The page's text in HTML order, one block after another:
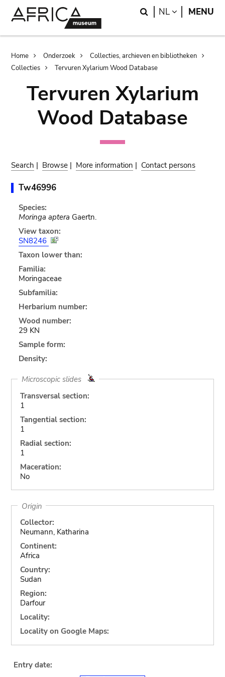
Search
NL LANGUAGE
MENU
Breadcrumb
Home Onderzoek
Collecties, archieven en bibliotheken
Collecties
Tervuren Xylarium Wood Database
Tervuren Xylarium
Wood Database
Search | Browse | More information | Contact persons
Tw46996
Species:
Moringa aptera Gaertn.
View taxon:
SN8246
Taxon lower than:
Familia:
Moringaceae
Subfamilia:
Herbarium number:
Wood number:
29 KN
Sample form:
Density:
Microscopic slides
Transversal section:
1
Tangential section:
1
Radial section:
1
Maceration:
No
Origin
Collector:
Neumann, Katharina
Continent:
Africa
Country:
Sudan
Region:
Darfour
Locality:
Locality on Google Maps:
Entry date: